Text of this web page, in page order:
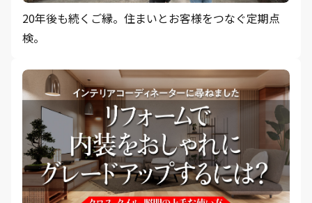
20年後も続くご縁。住まいとお客様をつなぐ定期点
検。